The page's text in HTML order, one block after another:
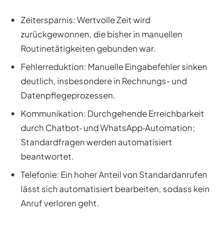
Zeitersparnis: Wertvolle Zeit wird
zurückgewonnen, die bisher in manuellen
Routinetätigkeiten gebunden war.
Fehlerreduktion: Manuelle Eingabefehler sinken
deutlich, insbesondere in Rechnungs- und
Datenpflegeprozessen.
Kommunikation: Durchgehende Erreichbarkeit
durch Chatbot‑ und WhatsApp‑Automation;
Standardfragen werden automatisiert
beantwortet.
Telefonie: Ein hoher Anteil von Standardanrufen
lässt sich automatisiert bearbeiten, sodass kein
Anruf verloren geht.